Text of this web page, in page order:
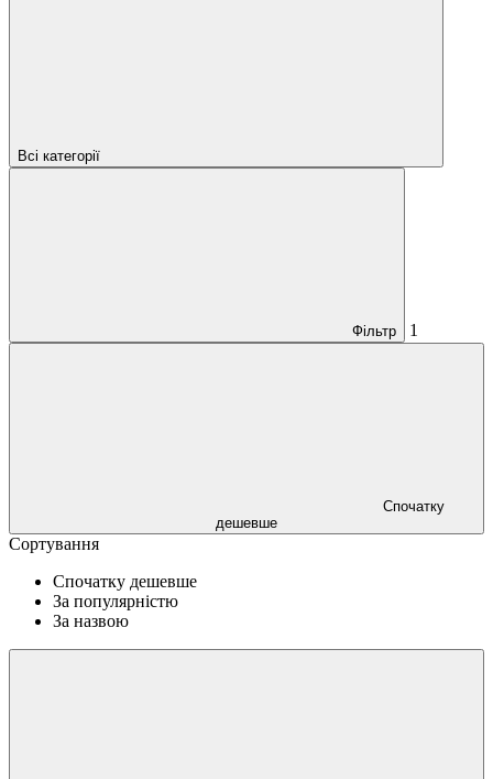
Всі категорії
Фільтр 1
Спочатку
дешевше
Сортування
Спочатку дешевше
За популярністю
За назвою